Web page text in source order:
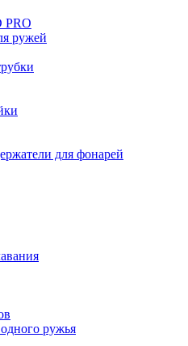
PRO
ружей
для фонарей
ружья